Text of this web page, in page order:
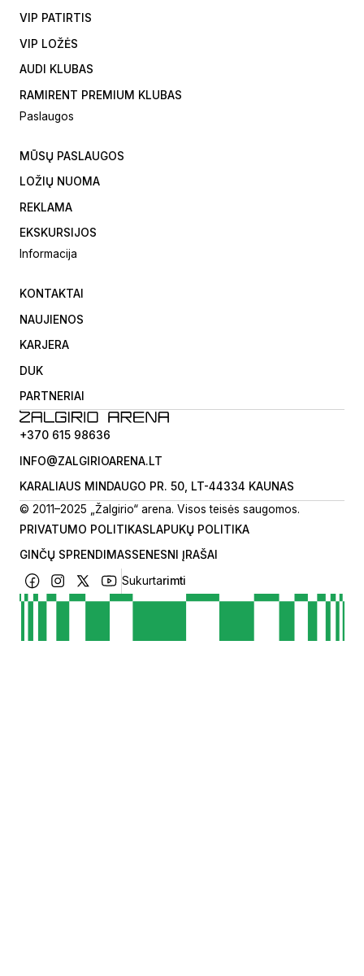
VIP PATIRTIS
VIP LOŽĖS
AUDI KLUBAS
RAMIRENT PREMIUM KLUBAS
Paslaugos
MŪSŲ PASLAUGOS
LOŽIŲ NUOMA
REKLAMA
EKSKURSIJOS
Informacija
KONTAKTAI
NAUJIENOS
KARJERA
DUK
PARTNERIAI
+370 615 98636
INFO@ZALGIRIOARENA.LT
KARALIAUS MINDAUGO PR. 50, LT-44334 KAUNAS
© 2011–2025 „Žalgirio“ arena. Visos teisės saugomos.
PRIVATUMO POLITIKASLAPUKŲ POLITIKA
GINČŲ SPRENDIMASSENESNI ĮRAŠAI
Sukurtarimti